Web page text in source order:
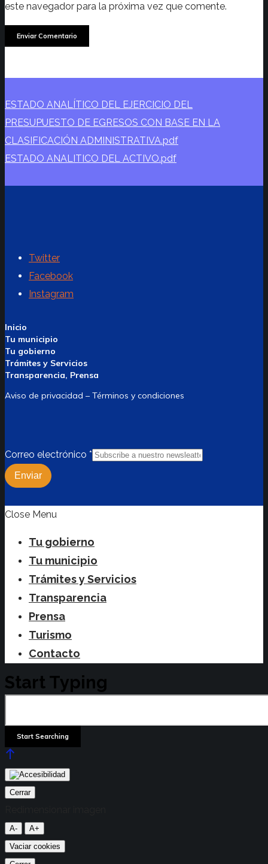
este navegador para la próxima vez que comente.
ESTADO ANALÍTICO DEL EJERCICIO DEL
PRESUPUESTO DE EGRESOS CON BASE EN LA
CLASIFICACIÓN ADMINISTRATIVA.pdf
ESTADO ANALITICO DEL ACTIVO.pdf
Twitter
Facebook
Instagram
Inicio
Tu municipio
Tu gobierno
Trámites y Servicios
Transparencia, Prensa
Aviso de privacidad – Términos y condiciones
Correo electrónico *
Enviar
Close Menu
Tu gobierno
Tu municipio
Trámites y Servicios
Transparencia
Prensa
Turismo
Contacto
Start Typing
Cerrar
A-
A+
Vaciar cookies